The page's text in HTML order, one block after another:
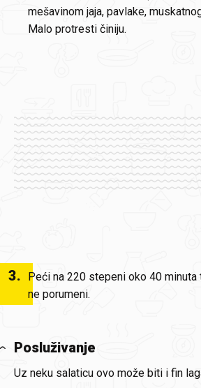
mešavinom jaja, pavlake,
Malo protresti činiju.
3.
Peći na 220 stepeni oko 40 minuta
ne porumeni.
Posluživanje
Uz neku salaticu ovo može biti i fin